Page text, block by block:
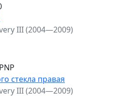
III (2004—2009)
стекла правая
III (2004—2009)